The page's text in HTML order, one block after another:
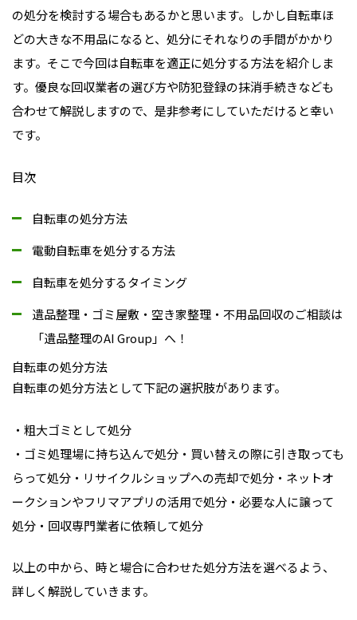
の処分を検討する場合もあるかと思います。しかし自転車ほ
どの大きな不用品になると、処分にそれなりの手間がかかり
ます。そこで今回は自転車を適正に処分する方法を紹介しま
す。優良な回収業者の選び方や防犯登録の抹消手続きなども
合わせて解説しますので、是非参考にしていただけると幸い
です。
目次
自転車の処分方法
電動自転車を処分する方法
自転車を処分するタイミング
遺品整理・ゴミ屋敷・空き家整理・不用品回収のご相談は
「遺品整理のAI Group」へ！
自転車の処分方法
自転車の処分方法として下記の選択肢があります。
・粗大ゴミとして処分
・ゴミ処理場に持ち込んで処分・買い替えの際に引き取っても
らって処分・リサイクルショップへの売却で処分・ネットオ
ークションやフリマアプリの活用で処分・必要な人に譲って
処分・回収専門業者に依頼して処分
以上の中から、時と場合に合わせた処分方法を選べるよう、
詳しく解説していきます。